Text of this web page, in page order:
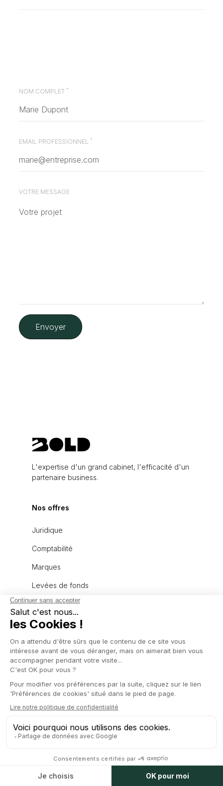
NOM COMPLET *
EMAIL PROFESSIONNEL *
VOTRE MESSAGE
L'expertise d'un grand cabinet, l'efficacité d'un
partenaire business.
Nos offres
Juridique
Comptabilité
Marques
Levées de fonds
Expertises
Corporate
Private Equity
Social
Contrathèque